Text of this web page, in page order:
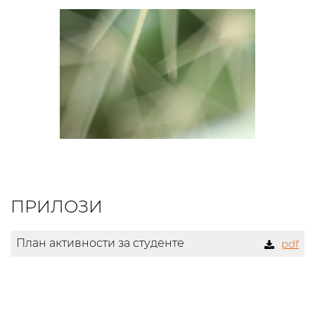
ПРИЛОЗИ
План активности за студенте pdf